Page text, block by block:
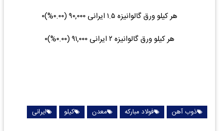
هر کیلو ورق گالوانیزه ۱.۵ ایرانی ۹۰,۰۰۰ (۰.۰۰%)۰
هر کیلو ورق گالوانیزه ۲ ایرانی ۹۱,۰۰۰ (۰.۰۰%)۰
ذوب آهن فولاد مبارکه معدن کیلو ایرانی